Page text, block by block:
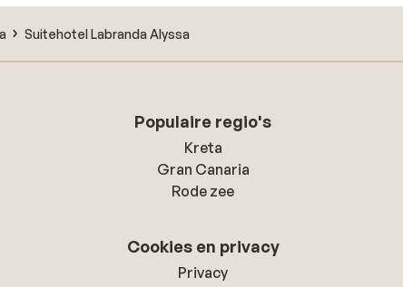
Suitehotel Labranda Alyssa
Populaire regio's
Kreta
Gran Canaria
Rode zee
Cookies en privacy
Privacy